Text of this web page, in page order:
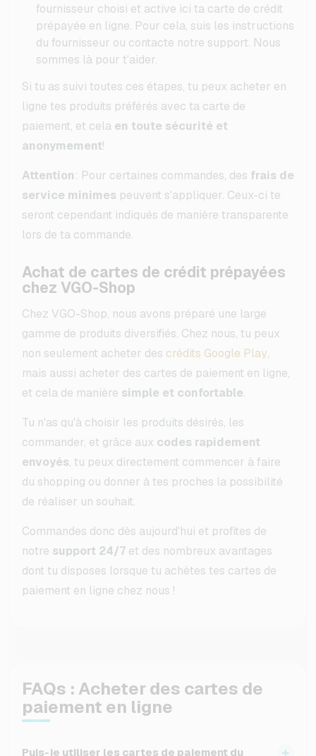
fournisseur choisi et active ici ta carte de crédit
prépayée en ligne. Pour cela, suis les instructions
du fournisseur ou contacte notre support. Nous
sommes là pour t'aider.
Si tu as suivi toutes ces étapes, tu peux acheter en
ligne tes produits préférés avec ta carte de
paiement, et cela en toute sécurité et
anonymement!
Attention: Pour certaines commandes, des frais de
service minimes peuvent s'appliquer. Ceux-ci te
seront cependant indiqués de manière transparente
lors de ta commande.
Achat de cartes de crédit prépayées
chez VGO-Shop
Chez VGO-Shop, nous avons préparé une large
gamme de produits diversifiés. Chez nous, tu peux
non seulement acheter des crédits Google Play,
mais aussi acheter des cartes de paiement en ligne,
et cela de manière simple et confortable.
Tu n'as qu'à choisir les produits désirés, les
commander, et grâce aux codes rapidement
envoyés, tu peux directement commencer à faire
du shopping ou donner à tes proches la possibilité
de réaliser un souhait.
Commandes donc dès aujourd'hui et profites de
notre support 24/7 et des nombreux avantages
dont tu disposes lorsque tu achètes tes cartes de
paiement en ligne chez nous !
FAQs : Acheter des cartes de
paiement en ligne
Puis-je utiliser les cartes de paiement du